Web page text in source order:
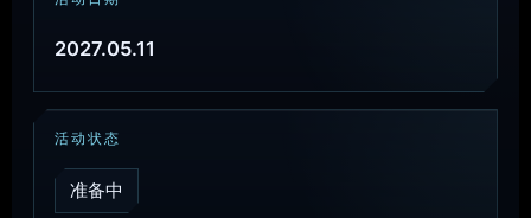
2027.05.11
活动状态
准备中